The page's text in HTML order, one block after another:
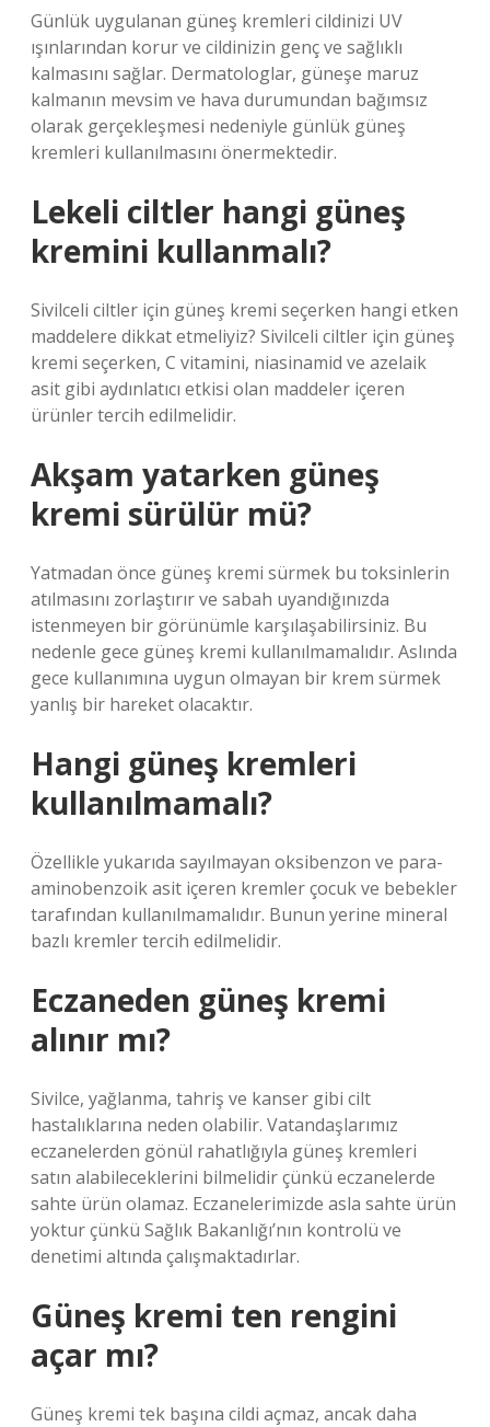
Günlük uygulanan güneş kremleri cildinizi UV
ışınlarından korur ve cildinizin genç ve sağlıklı
kalmasını sağlar. Dermatologlar, güneşe maruz
kalmanın mevsim ve hava durumundan bağımsız
olarak gerçekleşmesi nedeniyle günlük güneş
kremleri kullanılmasını önermektedir.
Lekeli ciltler hangi güneş
kremini kullanmalı?
Sivilceli ciltler için güneş kremi seçerken hangi etken
maddelere dikkat etmeliyiz? Sivilceli ciltler için güneş
kremi seçerken, C vitamini, niasinamid ve azelaik
asit gibi aydınlatıcı etkisi olan maddeler içeren
ürünler tercih edilmelidir.
Akşam yatarken güneş
kremi sürülür mü?
Yatmadan önce güneş kremi sürmek bu toksinlerin
atılmasını zorlaştırır ve sabah uyandığınızda
istenmeyen bir görünümle karşılaşabilirsiniz. Bu
nedenle gece güneş kremi kullanılmamalıdır. Aslında
gece kullanımına uygun olmayan bir krem ​​sürmek
yanlış bir hareket olacaktır.
Hangi güneş kremleri
kullanılmamalı?
Özellikle yukarıda sayılmayan oksibenzon ve para-
aminobenzoik asit içeren kremler çocuk ve bebekler
tarafından kullanılmamalıdır. Bunun yerine mineral
bazlı kremler tercih edilmelidir.
Eczaneden güneş kremi
alınır mı?
Sivilce, yağlanma, tahriş ve kanser gibi cilt
hastalıklarına neden olabilir. Vatandaşlarımız
eczanelerden gönül rahatlığıyla güneş kremleri
satın alabileceklerini bilmelidir çünkü eczanelerde
sahte ürün olamaz. Eczanelerimizde asla sahte ürün
yoktur çünkü Sağlık Bakanlığı’nın kontrolü ve
denetimi altında çalışmaktadırlar.
Güneş kremi ten rengini
açar mı?
Güneş kremi tek başına cildi açmaz, ancak daha